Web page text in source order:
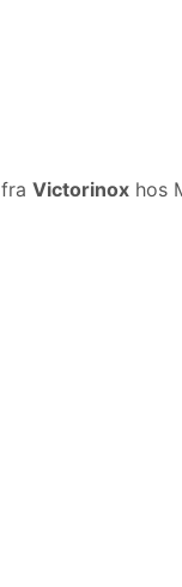
fra Victorinox hos